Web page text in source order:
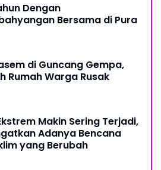
Dengan
Bersama di Pura
di Guncang Gempa,
Rumah Warga Rusak
Makin Sering Terjadi,
Adanya Bencana
yang Berubah